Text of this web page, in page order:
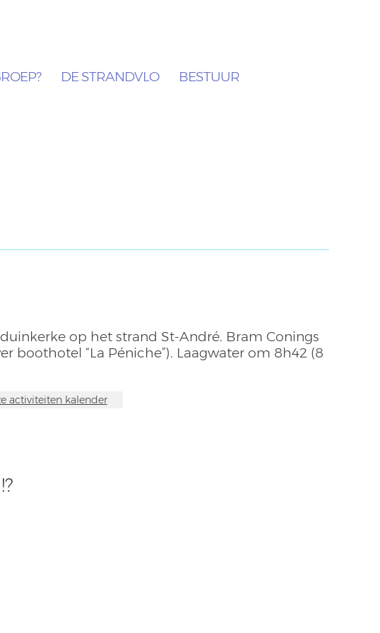
DE STRANDVLO
BESTUUR
op het strand St-André. Bram Conings
boothotel “La Péniche”). Laagwater om 8h42 (8
activiteiten kalender